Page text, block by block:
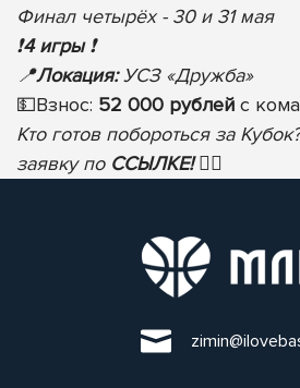
Финал четырёх - 30 и 31 мая
❗️4 игры❗️
📍Локация:УСЗ «Дружба»
💵Взнос: 52 000 рублей с
Кто готов побороться за
заявку по ССЫЛКЕ! ✍🏻